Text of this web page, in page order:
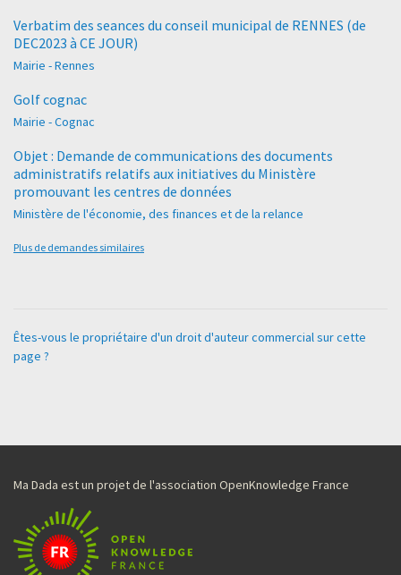
Verbatim des seances du conseil municipal de RENNES (de
DEC2023 à CE JOUR)
Mairie - Rennes
Golf cognac
Mairie - Cognac
Objet : Demande de communications des documents
administratifs relatifs aux initiatives du Ministère
promouvant les centres de données
Ministère de l'économie, des finances et de la relance
Plus de demandes similaires
Êtes-vous le propriétaire d'un droit d'auteur commercial sur cette
page ?
Ma Dada est un projet de l'association OpenKnowledge France